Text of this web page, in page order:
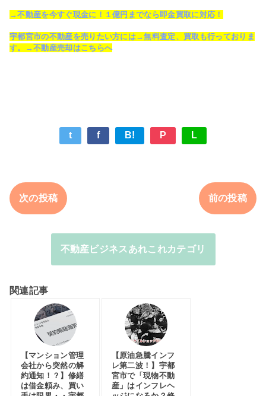
→不動産を今すぐ現金に！１億円までなら即金買取に対応！
宇都宮市の不動産を売りたい方には→無料査定、買取も行っておりま
す。→不動産売却はこちらへ
t f B! P L
次の投稿 前の投稿
不動産ビジネスあれこれカテゴリ
関連記事
【マンション管理
会社から突然の解
約通知！？】修繕
は借金頼み、買い
【原油急騰インフ
レ第二波！】宇都
宮市で「現物不動
産」はインフレヘ